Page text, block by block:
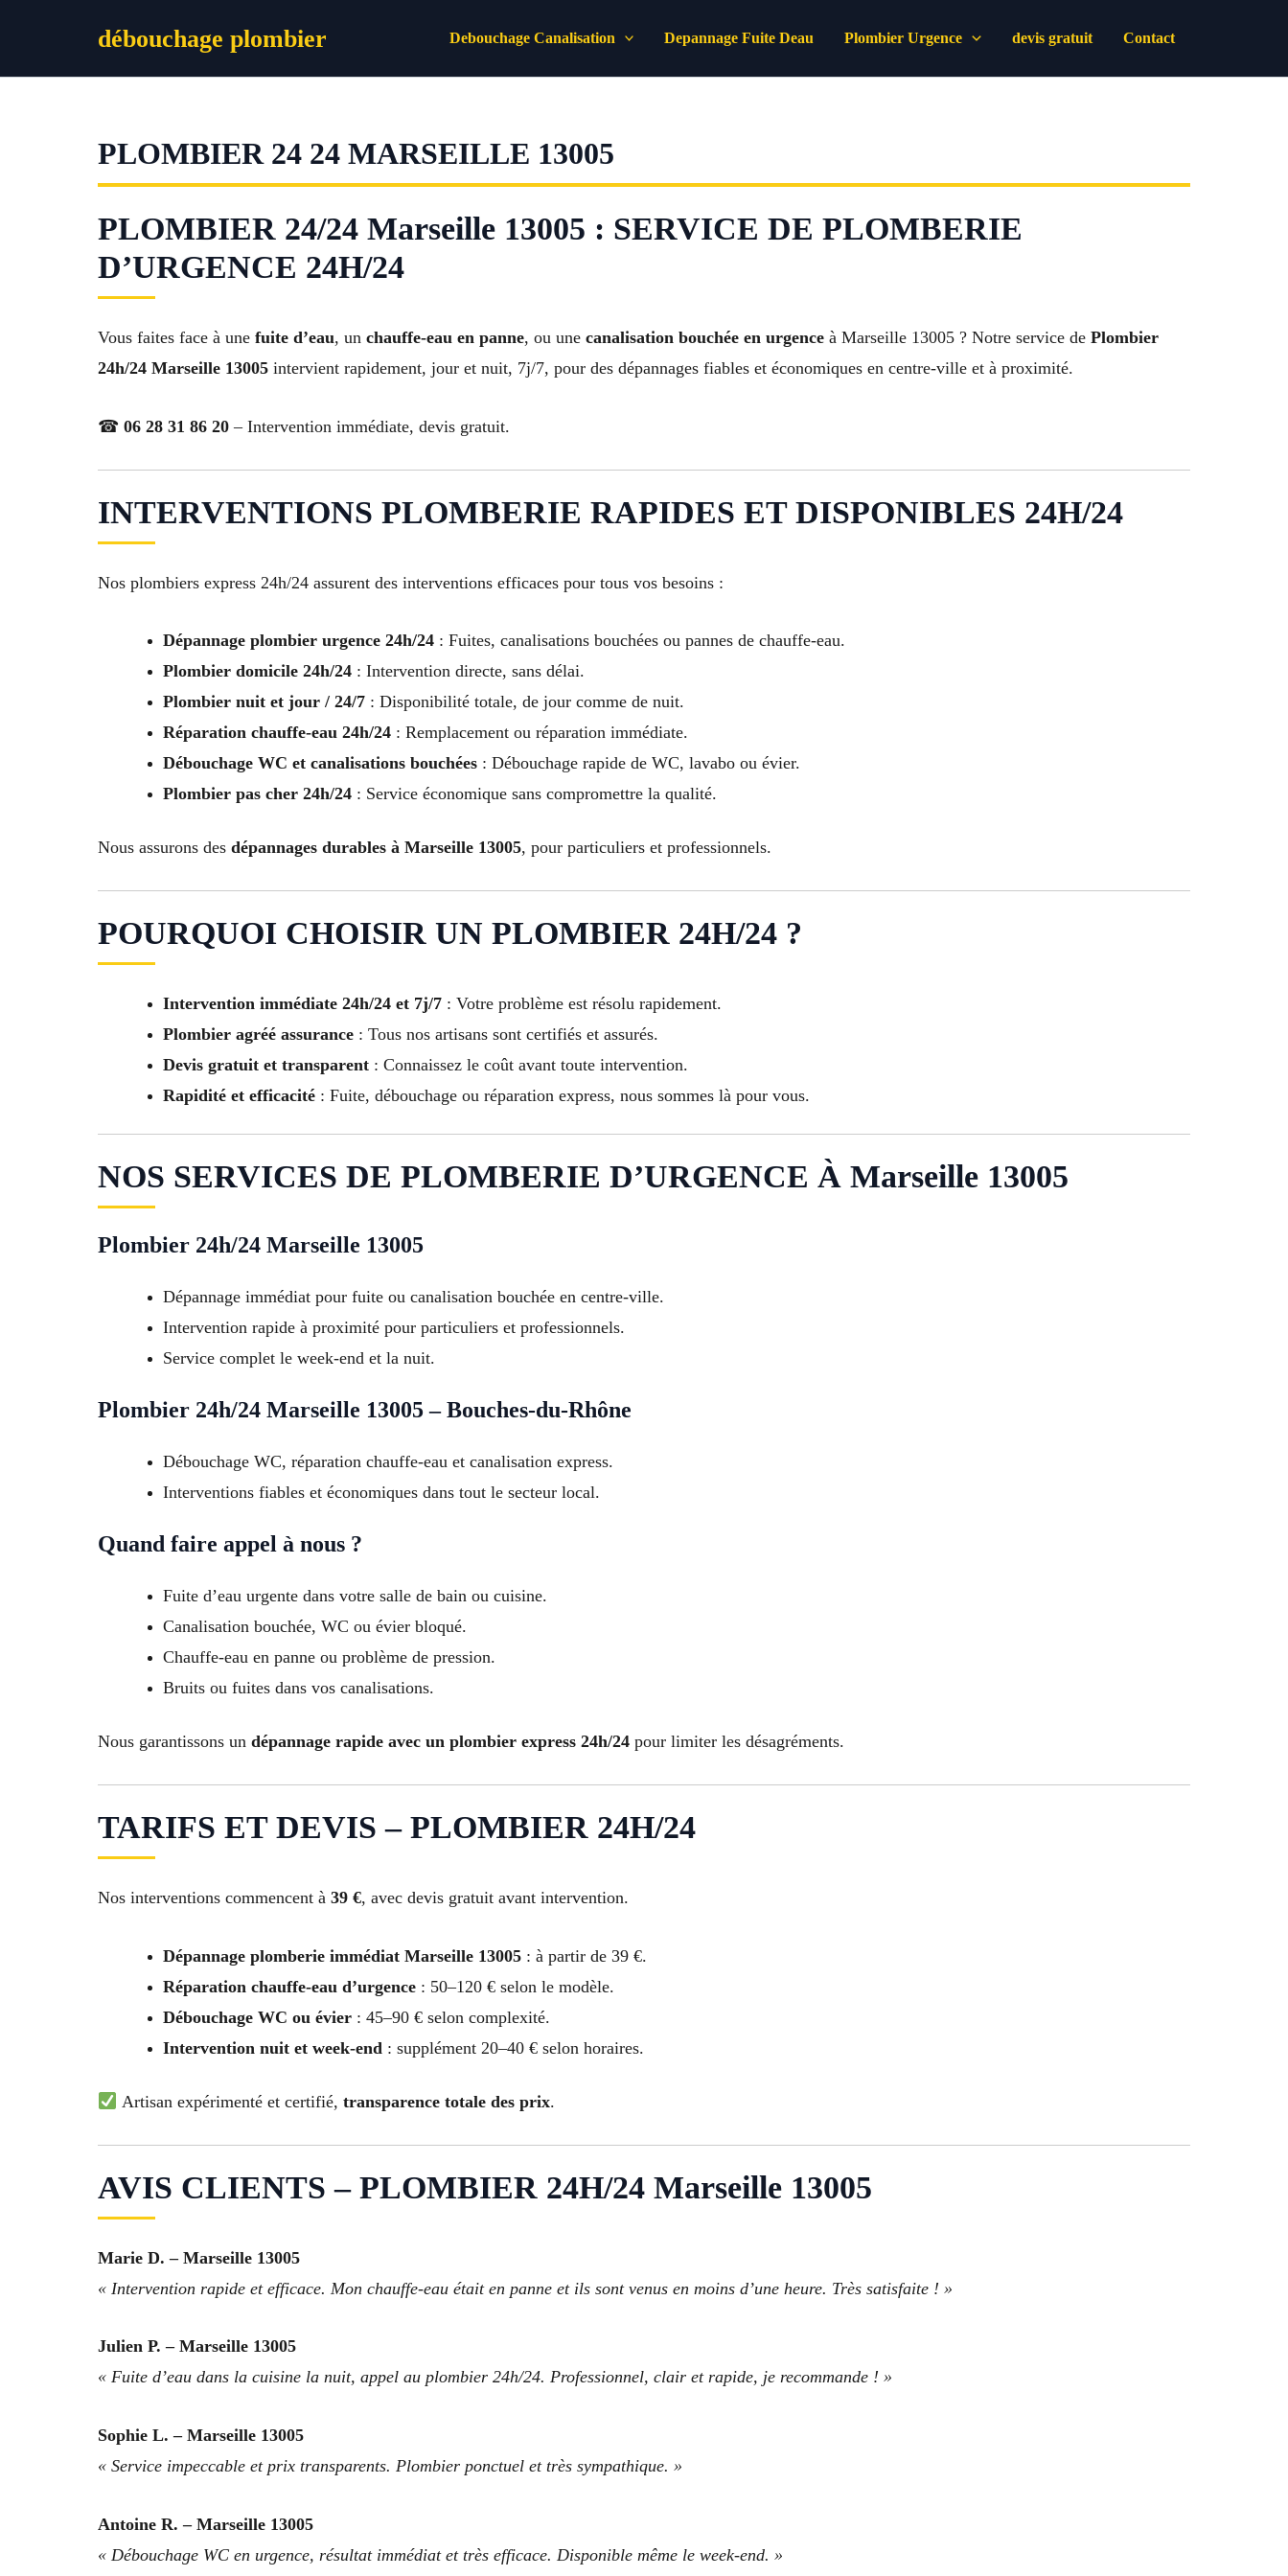
débouchage plombier Debouchage Canalisation Depannage Fuite Deau Plombier Urgence devis gratuit Contact
PLOMBIER 24 24 MARSEILLE 13005
PLOMBIER 24/24 Marseille 13005 : SERVICE DE PLOMBERIE
D’URGENCE 24H/24
Vous faites face à une fuite d’eau, un chauffe-eau en panne, ou une canalisation bouchée en urgence à Marseille 13005 ? Notre service de Plombier
24h/24 Marseille 13005 intervient rapidement, jour et nuit, 7j/7, pour des dépannages fiables et économiques en centre-ville et à proximité.
☎ 06 28 31 86 20 – Intervention immédiate, devis gratuit.
INTERVENTIONS PLOMBERIE RAPIDES ET DISPONIBLES 24H/24
Nos plombiers express 24h/24 assurent des interventions efficaces pour tous vos besoins :
Dépannage plombier urgence 24h/24 : Fuites, canalisations bouchées ou pannes de chauffe-eau.
Plombier domicile 24h/24 : Intervention directe, sans délai.
Plombier nuit et jour / 24/7 : Disponibilité totale, de jour comme de nuit.
Réparation chauffe-eau 24h/24 : Remplacement ou réparation immédiate.
Débouchage WC et canalisations bouchées : Débouchage rapide de WC, lavabo ou évier.
Plombier pas cher 24h/24 : Service économique sans compromettre la qualité.
Nous assurons des dépannages durables à Marseille 13005, pour particuliers et professionnels.
POURQUOI CHOISIR UN PLOMBIER 24H/24 ?
Intervention immédiate 24h/24 et 7j/7 : Votre problème est résolu rapidement.
Plombier agréé assurance : Tous nos artisans sont certifiés et assurés.
Devis gratuit et transparent : Connaissez le coût avant toute intervention.
Rapidité et efficacité : Fuite, débouchage ou réparation express, nous sommes là pour vous.
NOS SERVICES DE PLOMBERIE D’URGENCE À Marseille 13005
Plombier 24h/24 Marseille 13005
Dépannage immédiat pour fuite ou canalisation bouchée en centre-ville.
Intervention rapide à proximité pour particuliers et professionnels.
Service complet le week-end et la nuit.
Plombier 24h/24 Marseille 13005 – Bouches-du-Rhône
Débouchage WC, réparation chauffe-eau et canalisation express.
Interventions fiables et économiques dans tout le secteur local.
Quand faire appel à nous ?
Fuite d’eau urgente dans votre salle de bain ou cuisine.
Canalisation bouchée, WC ou évier bloqué.
Chauffe-eau en panne ou problème de pression.
Bruits ou fuites dans vos canalisations.
Nous garantissons un dépannage rapide avec un plombier express 24h/24 pour limiter les désagréments.
TARIFS ET DEVIS – PLOMBIER 24H/24
Nos interventions commencent à 39 €, avec devis gratuit avant intervention.
Dépannage plomberie immédiat Marseille 13005 : à partir de 39 €.
Réparation chauffe-eau d’urgence : 50–120 € selon le modèle.
Débouchage WC ou évier : 45–90 € selon complexité.
Intervention nuit et week-end : supplément 20–40 € selon horaires.
Artisan expérimenté et certifié, transparence totale des prix.
AVIS CLIENTS – PLOMBIER 24H/24 Marseille 13005
Marie D. – Marseille 13005
« Intervention rapide et efficace. Mon chauffe-eau était en panne et ils sont venus en moins d’une heure. Très satisfaite ! »
Julien P. – Marseille 13005
« Fuite d’eau dans la cuisine la nuit, appel au plombier 24h/24. Professionnel, clair et rapide, je recommande ! »
Sophie L. – Marseille 13005
« Service impeccable et prix transparents. Plombier ponctuel et très sympathique. »
Antoine R. – Marseille 13005
« Débouchage WC en urgence, résultat immédiat et très efficace. Disponible même le week-end. »